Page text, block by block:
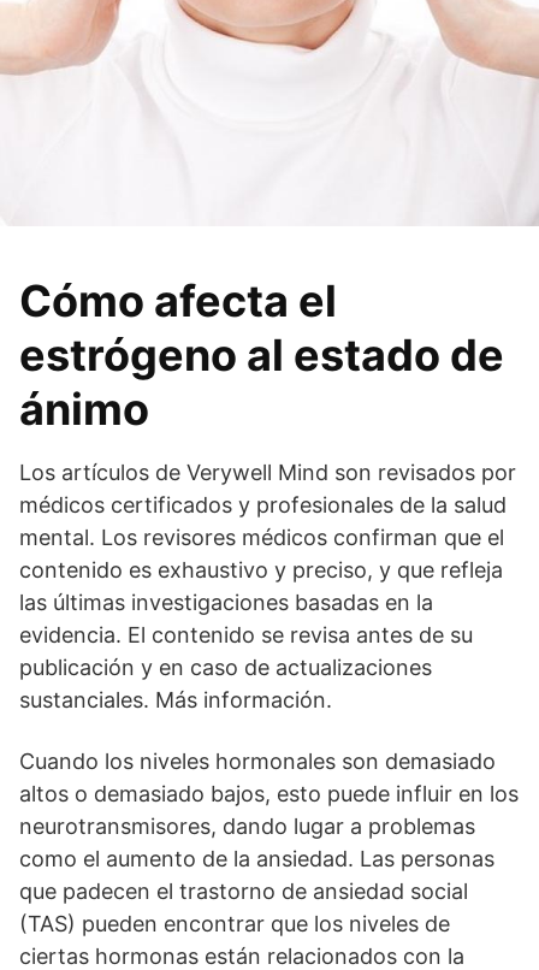
Cómo afecta el
estrógeno al estado de
ánimo
Los artículos de Verywell Mind son revisados por
médicos certificados y profesionales de la salud
mental. Los revisores médicos confirman que el
contenido es exhaustivo y preciso, y que refleja
las últimas investigaciones basadas en la
evidencia. El contenido se revisa antes de su
publicación y en caso de actualizaciones
sustanciales. Más información.
Cuando los niveles hormonales son demasiado
altos o demasiado bajos, esto puede influir en los
neurotransmisores, dando lugar a problemas
como el aumento de la ansiedad. Las personas
que padecen el trastorno de ansiedad social
(TAS) pueden encontrar que los niveles de
ciertas hormonas están relacionados con la